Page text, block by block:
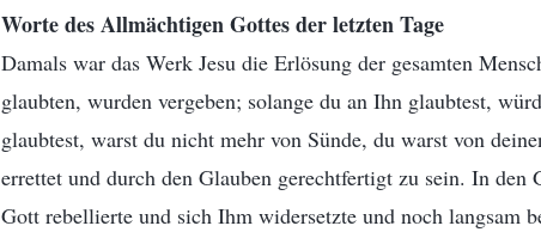
Worte des Allmächtigen Gottes der letzten Tage
Damals war das Werk Jesu die Erlösung der gesamten
glaubten, wurden vergeben; solange du an Ihn glaubtest,
glaubtest, warst du nicht mehr von Sünde, du warst von
errettet und durch den Glauben gerechtfertigt zu sein. In den
Gott rebellierte und sich Ihm widersetzte und noch langsam